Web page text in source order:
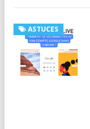
ASTUCES